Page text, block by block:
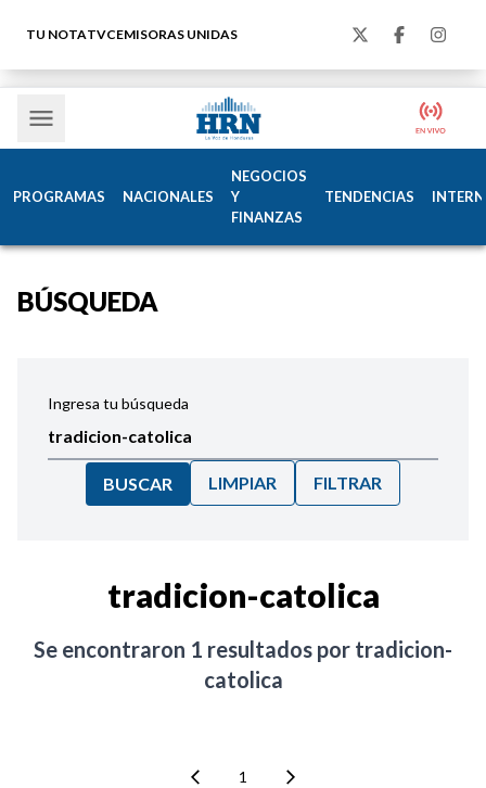
TU NOTATVCEMISORAS UNIDAS
PROGRAMAS NACIONALES
NEGOCIOS
Y
FINANZAS
TENDENCIAS
BÚSQUEDA
Ingresa tu búsqueda
BUSCAR LIMPIAR FILTRAR
tradicion-catolica
Se encontraron 1 resultados por tradicion-
catolica
1